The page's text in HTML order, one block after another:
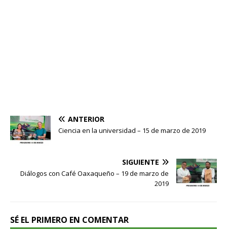
ANTERIOR
Ciencia en la universidad – 15 de marzo de 2019
SIGUIENTE
Diálogos con Café Oaxaqueño – 19 de marzo de
2019
SÉ EL PRIMERO EN COMENTAR